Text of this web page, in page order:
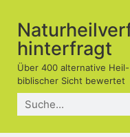
hinterfragt
Über 400 alternative
biblischer Sicht bewertet